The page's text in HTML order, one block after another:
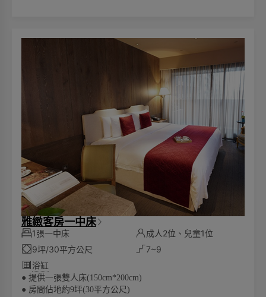
雅緻客房一中床
1張一中床
成人2位、兒童1位
9坪/30平方公尺
7~9
浴缸
● 提供一張雙人床(150cm*200cm)
● 房間佔地約9坪(30平方公尺)